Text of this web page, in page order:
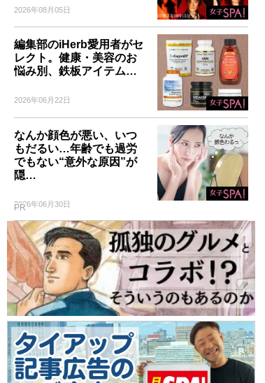
2026年08月05日
編集部のiHerb愛用者がセ
レクト。健康・美容のお
悩み別、鉄板アイテム…
2026年06月22日
なんか顔色が悪い、いつ
もだるい…年齢でも過労
でもない“意外な原因”が
隠…
2026年06月30日
PR